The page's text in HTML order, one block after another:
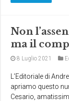
Non
ma il
8 Luglio 2021
L’Editoriale di
apriamo questo
Cesario,